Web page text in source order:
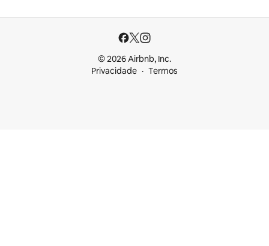
© 2026 Airbnb, Inc.
Privacidade
Termos